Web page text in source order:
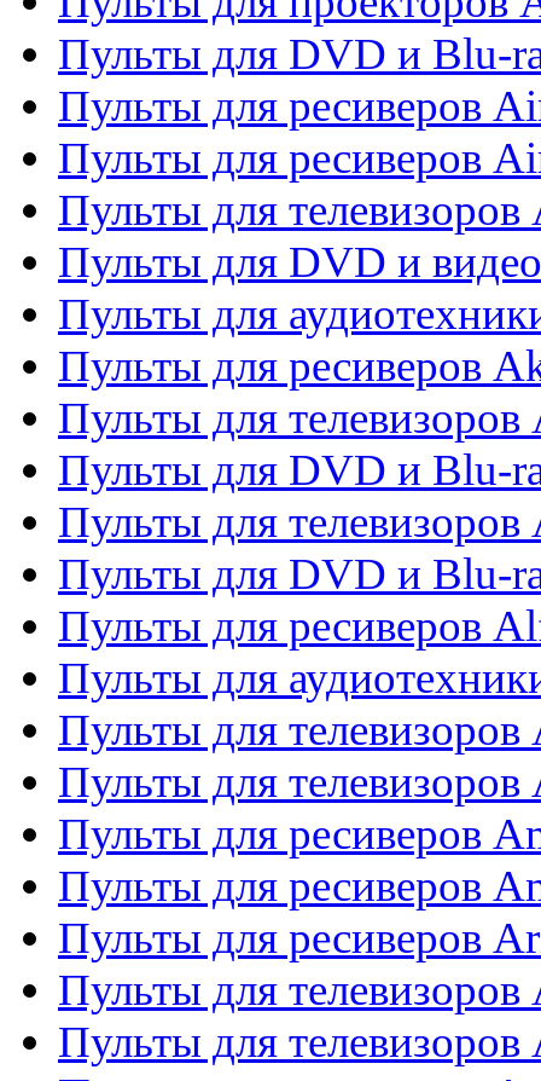
Пульты для DVD и Blu-
Пульты для ресиверов
Пульты для ресиверов
Пульты для телевизоров
Пульты для DVD и
Пульты для
Пульты для ресиверов
Пульты для телевизоров
Пульты для DVD и Blu-
Пульты для
Пульты для DVD и Blu-
Пульты для ресиверов
Пульты для
Пульты для
Пульты для
Пульты для ресиверов
Пульты для ресиверов
Пульты для ресиверов
Пульты для
Пульты для телевизоров